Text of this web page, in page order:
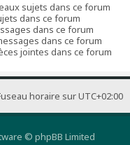
sujets dans ce forum
dans ce forum
dans ce forum
dans ce forum
jointes dans ce forum
horaire surUTC+02:00
© phpBB Limited